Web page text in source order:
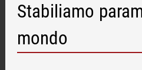
Stabiliamo
mondo